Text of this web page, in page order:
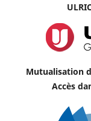
Mutualisation
Accès